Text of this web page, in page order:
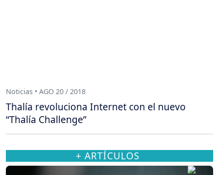
Noticias • AGO 20 / 2018
Thalía revoluciona Internet con el nuevo
“Thalía Challenge”
+ ARTÍCULOS